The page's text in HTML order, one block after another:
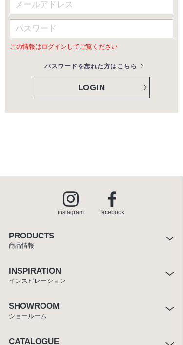
この情報はログインしてご覧ください
パスワードを忘れた方はこちら
LOGIN
instagram facebook
PRODUCTS
商品情報
INSPIRATION
インスピレーション
SHOWROOM
ショールーム
CATALOGUE